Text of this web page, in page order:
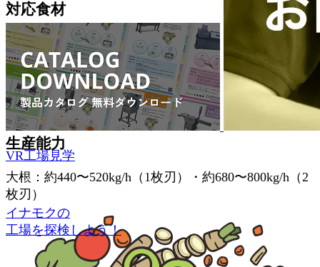
VR工場見学
イナモクの
工場を探検しよう！
対応食材
だいこん、にんじん
加工方法
つま
生産能力
大根：約440〜520kg/h（1枚刃）・約680〜800kg/h（2
枚刃）